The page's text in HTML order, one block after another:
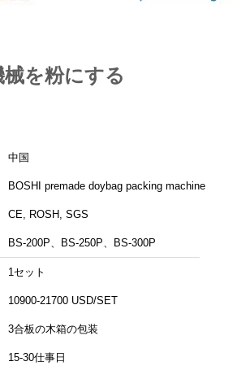
を粉にする
中国
BOSHI premade doybag packing machine
CE, ROSH, SGS
BS-200P、BS-250P、BS-300P
1セット
10900-21700 USD/SET
3合板の木箱の包装
15-30仕事日